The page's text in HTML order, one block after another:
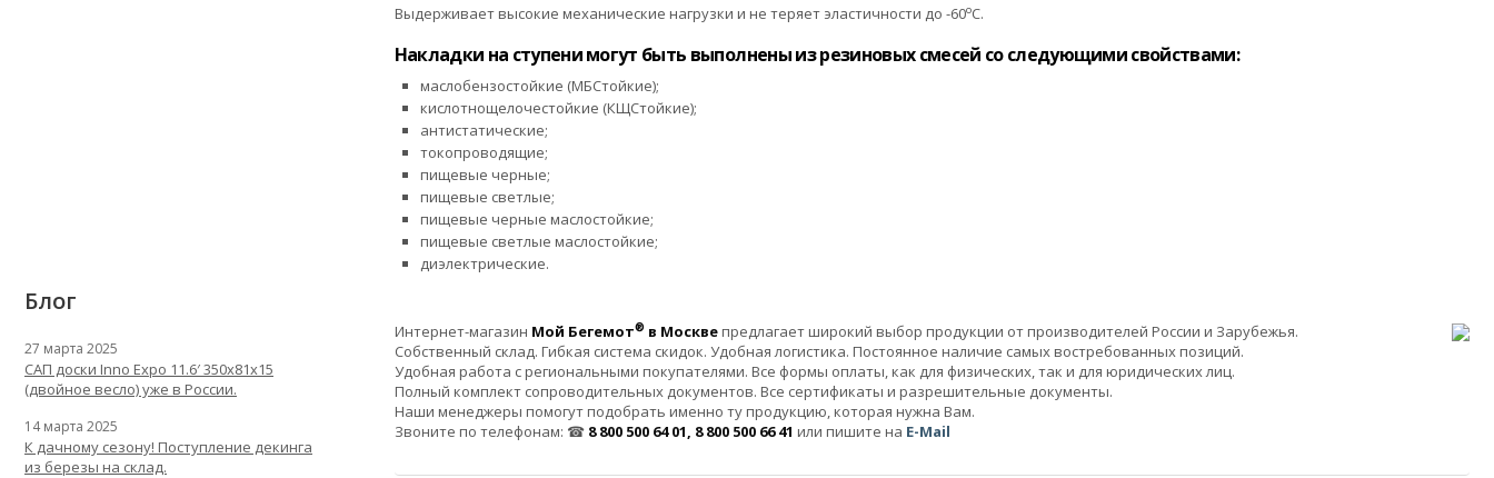
Выдерживает высокие механические нагрузки и не теряет эластичности до -60оС.
Накладки на ступени могут быть выполнены из резиновых смесей со следующими свойствами:
маслобензостойкие (МБСтойкие);
кислотнощелочестойкие (КЩСтойкие);
антистатические;
токопроводящие;
пищевые черные;
пищевые светлые;
пищевые черные маслостойкие;
пищевые светлые маслостойкие;
диэлектрические.
Интернет-магазин Мой Бегемот®в Москвепредлагает широкий выбор продукции от производителей России и Зарубежья.
Собственный склад. Гибкая система скидок. Удобная логистика. Постоянное наличие самых востребованных позиций.
Удобная работа с региональными покупателями. Все формы оплаты, как для физических, так и для юридических лиц.
Полный комплект сопроводительных документов. Все сертификаты и разрешительные документы.
Наши менеджеры помогут подобрать именно ту продукцию, которая нужна Вам.
Звоните по телефонам: ☎ 8 800 500 64 01, 8 800 500 66 41 или пишите на E-Mail
Блог
27 марта 2025
САП доски Inno Expo 11.6′ 350x81x15
(двойное весло) уже в России.
14 марта 2025
К дачному сезону! Поступление декинга
из березы на склад.